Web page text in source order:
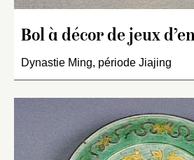
Bol à décor de jeux
Dynastie Ming, période Jiajing